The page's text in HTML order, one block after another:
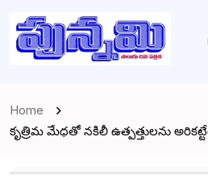
Home
కృత్రిమ మేధతో నకిలీ ఉత్పత్తులను